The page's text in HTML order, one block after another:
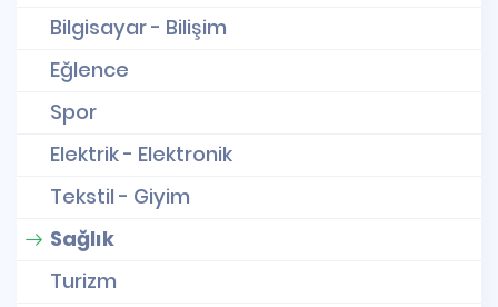
Bilgisayar - Bilişim
Eğlence
Spor
Elektrik - Elektronik
Tekstil - Giyim
Sağlık
Turizm